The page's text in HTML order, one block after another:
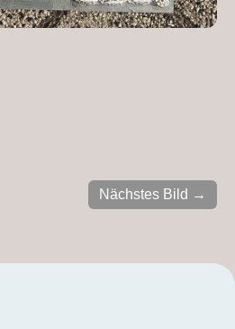
Nächstes Bild →